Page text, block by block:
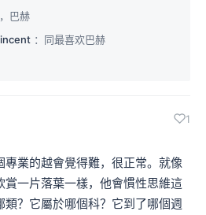
巴赫
：同最喜欢巴赫
1
專業的越會覺得難，很正常。就像
賞一片落葉一樣，他會慣性思維這
類？它屬於哪個科？它到了哪個週